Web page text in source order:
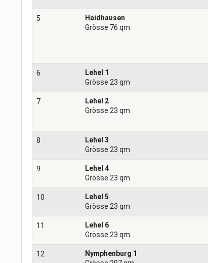
5
Haidhausen
Grösse 76 qm
6
Lehel 1
Grösse 23 qm
7
Lehel 2
Grösse 23 qm
8
Lehel 3
Grösse 23 qm
9
Lehel 4
Grösse 23 qm
10
Lehel 5
Grösse 23 qm
11
Lehel 6
Grösse 23 qm
12
Nymphenburg 1